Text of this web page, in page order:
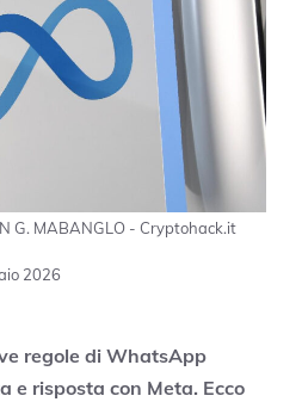
G. MABANGLO - Cryptohack.it
2026
regole di WhatsApp
e risposta con Meta. Ecco